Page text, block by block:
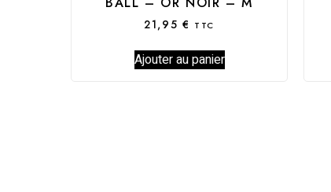
21,95 € TTC
Ajouter au panier